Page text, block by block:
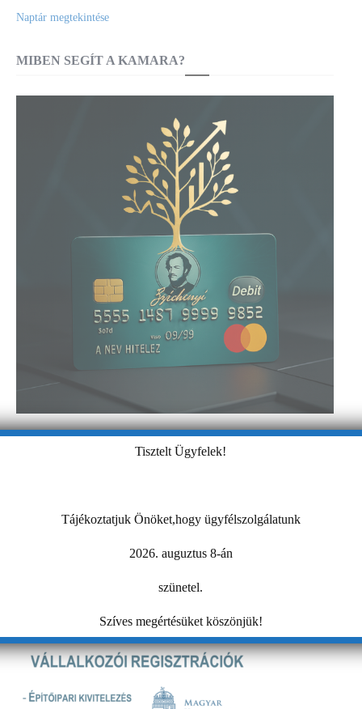
Naptár megtekintése
MIBEN SEGÍT A KAMARA?
Tisztelt Ügyfelek!
Tájékoztatjuk Önöket,hogy ügyfélszolgálatunk
2026. auguztus 8-án
szünetel.
Szíves megértésüket köszönjük!